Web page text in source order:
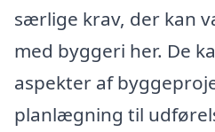
særlige krav, der kan
med byggeri her. De
aspekter af
planlægning til